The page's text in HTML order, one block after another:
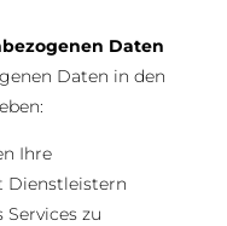
Daten
Daten in den
Ihre
Dienstleistern
zu